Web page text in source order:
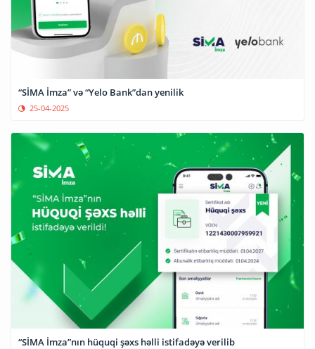
“SİMA İmza” və “Yelo Bank”dan yenilik
25-04-2025
“SİMA İmza”nın hüquqi şəxs həlli istifadəyə verilib